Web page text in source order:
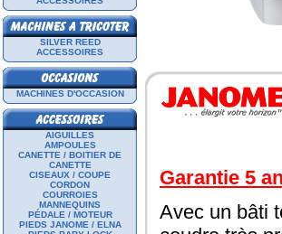
SILVER REED
ACCESSOIRES
MACHINES D'OCCASION
AIGUILLES
AMPOULES
CANETTE / BOITIER DE
CANETTE
CISEAUX / COUPE
CORDON
COURROIES
MANNEQUINS
PÉDALE / MOTEUR
PIEDS JANOME / ELNA
Garantie 5
Avec un bâti